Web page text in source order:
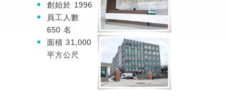
創始於 1996
員工人數
650 名
面積 31,000
平方公尺